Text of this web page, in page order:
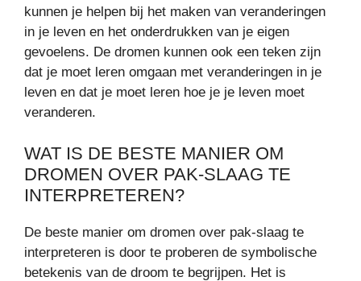
kunnen je helpen bij het maken van veranderingen
in je leven en het onderdrukken van je eigen
gevoelens. De dromen kunnen ook een teken zijn
dat je moet leren omgaan met veranderingen in je
leven en dat je moet leren hoe je je leven moet
veranderen.
WAT IS DE BESTE MANIER OM
DROMEN OVER PAK-SLAAG TE
INTERPRETEREN?
De beste manier om dromen over pak-slaag te
interpreteren is door te proberen de symbolische
betekenis van de droom te begrijpen. Het is